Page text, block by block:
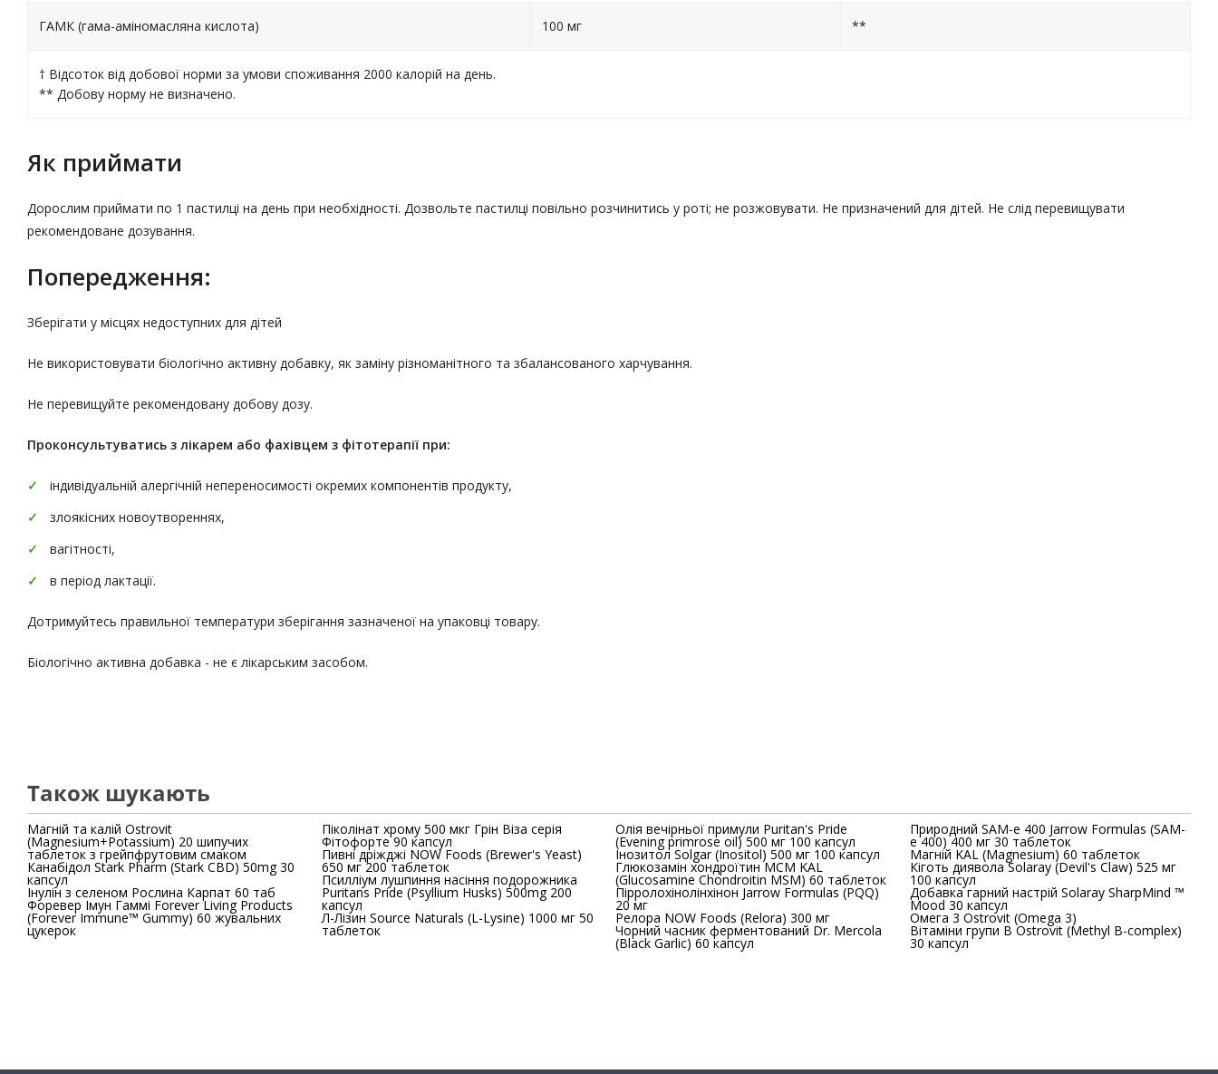
ГАМК (гама-аміномасляна кислота) 100 мг **
† Відсоток від добової норми за умови споживання 2000 калорій на день.
** Добову норму не визначено.
Як приймати
Дорослим приймати по 1 пастилці на день при необхідності. Дозвольте пастилці повільно розчинитись у роті; не розжовувати. Не призначений для дітей. Не слід перевищувати
рекомендоване дозування.
Попередження:
Зберігати у місцях недоступних для дітей
Не використовувати біологічно активну добавку, як заміну різноманітного та збалансованого харчування.
Не перевищуйте рекомендовану добову дозу.
Проконсультуватись з лікарем або фахівцем з фітотерапії при:
індивідуальній алергічній непереносимості окремих компонентів продукту,
злоякісних новоутвореннях,
вагітності,
в період лактації.
Дотримуйтесь правильної температури зберігання зазначеної на упаковці товару.
Біологічно активна добавка - не є лікарським засобом.
Також шукають
Магній та калій Ostrovit
(Magnesium+Potassium) 20 шипучих
таблеток з грейпфрутовим смаком
Канабідол Stark Pharm (Stark CBD) 50mg 30
капсул
Інулін з селеном Рослина Карпат 60 таб
Форевер Імун Гаммі Forever Living Products
(Forever Immune™ Gummy) 60 жувальних
цукерок
Піколінат хрому 500 мкг Грін Віза серія
Фітофорте 90 капсул
Пивні дріжджі NOW Foods (Brewer's Yeast)
650 мг 200 таблеток
Псилліум лушпиння насіння подорожника
Puritans Pride (Psyllium Husks) 500mg 200
капсул
Л-Лізин Source Naturals (L-Lysine) 1000 мг 50
таблеток
Олія вечірньої примули Puritan's Pride
(Evening primrose oil) 500 мг 100 капсул
Інозитол Solgar (Inositol) 500 мг 100 капсул
Глюкозамін хондроїтин МСМ KAL
(Glucosamine Chondroitin MSM) 60 таблеток
Пірролохінолінхінон Jarrow Formulas (PQQ)
20 мг
Релора NOW Foods (Relora) 300 мг
Чорний часник ферментований Dr. Mercola
(Black Garlic) 60 капсул
Природний SAM-e 400 Jarrow Formulas (SAM-
e 400) 400 мг 30 таблеток
Магній KAL (Magnesium) 60 таблеток
Кіготь диявола Solaray (Devil's Claw) 525 мг
100 капсул
Добавка гарний настрій Solaray SharpMind ™
Mood 30 капсул
Омега 3 Ostrovit (Omega 3)
Вітаміни групи В Ostrovit (Methyl B-complex)
30 капсул